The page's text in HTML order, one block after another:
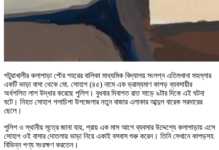
পটুয়াখালীর কলাপাড়া পৌর শহরের বালিকা মাধ্যমিক বিদ্যালয় সংলগ্ন এতিমখানা মহল্লার
একটি ভাড়া বাসা থেকে মো. সোহাগ (৪৫) নামে এক ভ্রাম্যমাণ কাপড় ব্যবসায়ীর
অর্ধগলিত লাশ উদ্ধার করেছে পুলিশ। বুধবার দিবাগত রাত সাড়ে ৯টার দিকে এই ঘটনা
ঘটে। নিহত সোহাগ গলাচিপা উপজেলার নতুন বাজার এলাকার আব্দুল বারেক সরদারের
ছেলে।
পুলিশ ও স্থানীয় সূত্রে জানা যায়, প্রায় এক মাস আগে ব্যবসার উদ্দেশ্যে কলাপাড়ায় এসে
সোহাগ ওই বাসার দোতলায় ভাড়া নিয়ে একাই বসবাস শুরু করেন। তিনি সেখানে কাপড়সহ
বিভিন্ন পণ্য সংরক্ষণ করতেন।